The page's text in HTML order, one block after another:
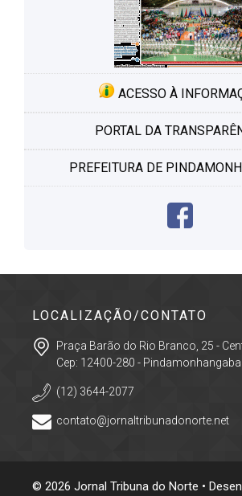
ACESSO À
PORTAL DA
PREFEITURA DE
LOCALIZAÇÃO/CONTATO
Praça Barão do Rio Branco, 25 -
Cep: 12400-280 -
(12) 3644-2077
contato@jornaltribunadonorte.net
© 2026 Jornal Tribuna do Norte •